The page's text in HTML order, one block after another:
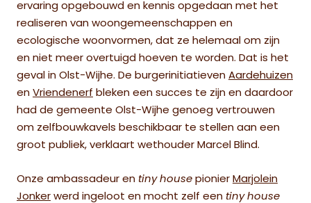
ervaring opgebouwd en kennis opgedaan met het
realiseren van woongemeenschappen en
ecologische woonvormen, dat ze helemaal om zijn
en niet meer overtuigd hoeven te worden. Dat is het
geval in Olst-Wijhe. De burgerinitiatieven Aardehuizen
en Vriendenerf bleken een succes te zijn en daardoor
had de gemeente Olst-Wijhe genoeg vertrouwen
om zelfbouwkavels beschikbaar te stellen aan een
groot publiek, verklaart wethouder Marcel Blind.
Onze ambassadeur en tiny house pionier Marjolein
Jonker werd ingeloot en mocht zelf een tiny house